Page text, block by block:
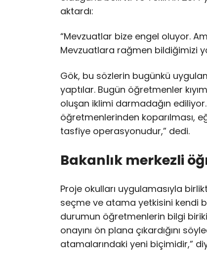
aktardı:
“Mevzuatlar bize engel oluyor.
Mevzuatlara rağmen bildiğimizi
Gök, bu sözlerin bugünkü
yaptılar. Bugün öğretmenler
oluşan iklimi darmadağın
öğretmenlerinden koparılması,
tasfiye operasyonudur,” dedi.
Bakanlık merkezli
Proje okulları uygulamasıyla
seçme ve atama yetkisini kendi
durumun öğretmenlerin bilgi
onayını ön plana çıkardığını
atamalarındaki yeni biçimidir,”